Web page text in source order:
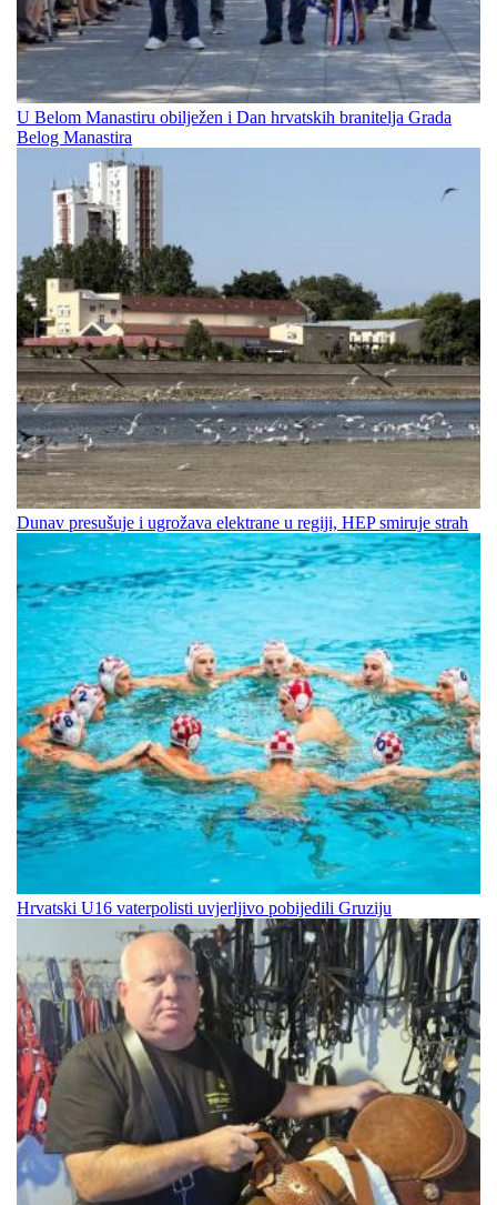
U Belom Manastiru obilježen i Dan hrvatskih branitelja Grada
Belog Manastira
Dunav presušuje i ugrožava elektrane u regiji, HEP smiruje strah
Hrvatski U16 vaterpolisti uvjerljivo pobijedili Gruziju